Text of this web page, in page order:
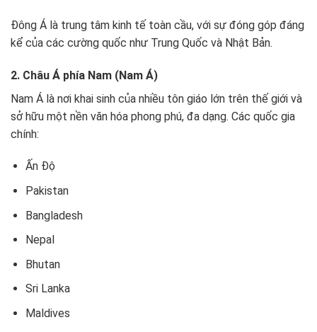
Đông Á là trung tâm kinh tế toàn cầu, với sự đóng góp đáng
kể của các cường quốc như Trung Quốc và Nhật Bản.
2. Châu Á phía Nam (Nam Á)
Nam Á là nơi khai sinh của nhiều tôn giáo lớn trên thế giới và
sở hữu một nền văn hóa phong phú, đa dạng. Các quốc gia
chính:
Ấn Độ
Pakistan
Bangladesh
Nepal
Bhutan
Sri Lanka
Maldives